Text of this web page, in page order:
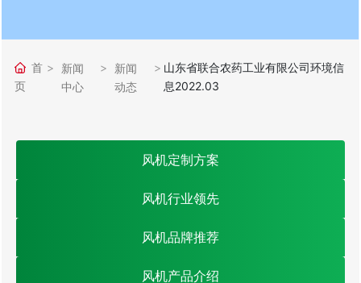
首
页
新闻
中心
新闻
动态
山东省联合农药工业有限公司环境信
息2022.03
风机定制方案
风机行业领先
风机品牌推荐
风机产品介绍